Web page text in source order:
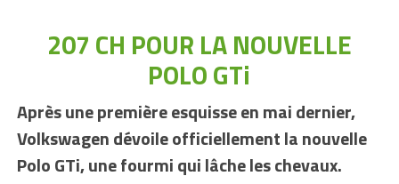
207 CH POUR LA NOUVELLE
POLO GTi
Après une première esquisse en mai dernier,
Volkswagen dévoile officiellement la nouvelle
Polo GTi, une fourmi qui lâche les chevaux.